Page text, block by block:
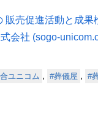
販売促進活動と成果
会社 (sogo-
ユニコム , 葬儀屋 ,